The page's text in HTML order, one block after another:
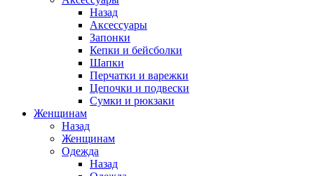
Назад
Аксессуары
Запонки
Кепки и бейсболки
Шапки
Перчатки и варежки
Цепочки и подвески
Сумки и рюкзаки
Женщинам
Назад
Женщинам
Одежда
Назад